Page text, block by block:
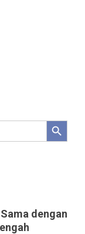
Search Button
dengan